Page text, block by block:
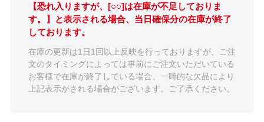
【恐れ入りますが、[○○]は在庫が不足しておりま
す。】と表示される場合、当日確保分の在庫が終了
しております。
在庫の更新は1日1回以上反映を行っておりますが、ご注
文のタイミングによっては事前にご注文いただいている
お客様で在庫が終了している場合、一時的な欠品により
上記表示がされる場合がございます。ご了承ください。